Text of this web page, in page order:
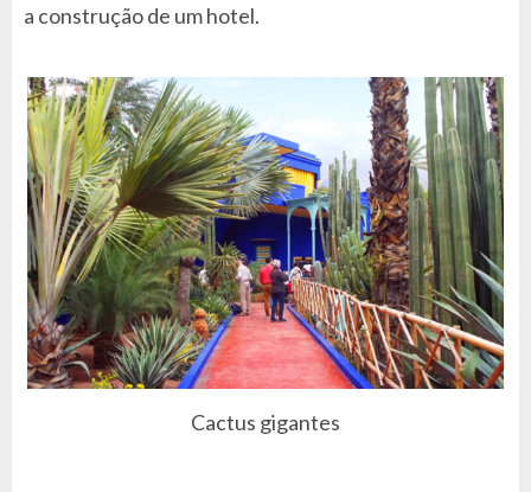
a construção de um hotel.
Cactus gigantes